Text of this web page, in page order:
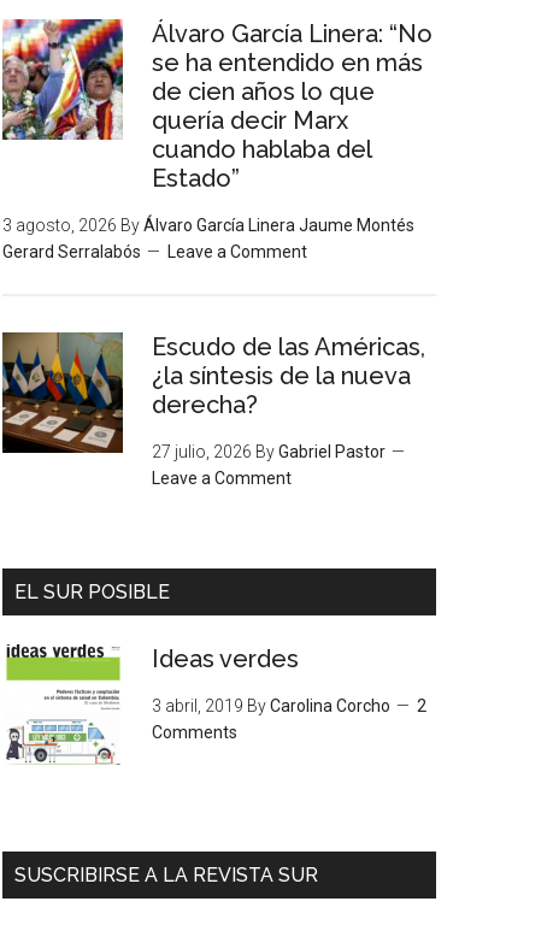
Álvaro García Linera: “No
se ha entendido en más
de cien años lo que
quería decir Marx
cuando hablaba del
Estado”
3 agosto, 2026 ByÁlvaro García Linera Jaume Montés
Gerard Serralabós
Leave a Comment
Escudo de las Américas,
¿la síntesis de la nueva
derecha?
27 julio, 2026 ByGabriel Pastor
Leave a Comment
EL SUR POSIBLE
Ideas verdes
3 abril, 2019 ByCarolina Corcho
2
Comments
SUSCRIBIRSE A LA REVISTA SUR